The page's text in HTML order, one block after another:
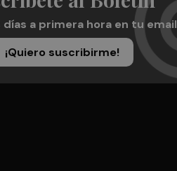
días a primera hora en tu email
¡Quiero suscribirme!